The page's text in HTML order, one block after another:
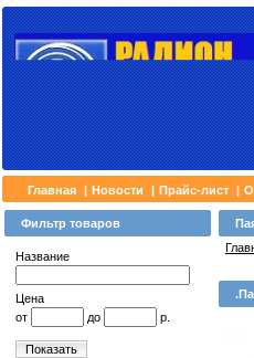
Главная | Новости | Прайс-лист | О
Фильтр товаров
Название
Цена
от
до р.
Показать